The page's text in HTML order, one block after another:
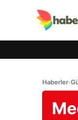
Haberler›